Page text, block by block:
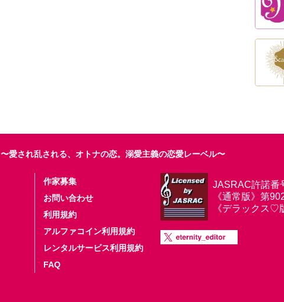
〜愛され乱される、オトナの恋。溺愛主義の恋愛レーベル〜
作家募集
お問い合わせ
利用規約
アルファコイン利用規約
レンタルサービス利用規約
FAQ
JASRAC許諾番
《通常版》第
《デラックス♡